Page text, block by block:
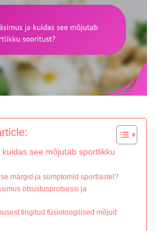
see mõjutab sportlikku
märgid ja sümptomid sportlastel?
otsustusprotsessi ja
tingitud füsioloogilised mõjud